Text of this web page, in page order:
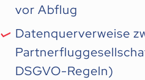
vor Abflug
Datenquerverweise
DSGVO-Regeln)